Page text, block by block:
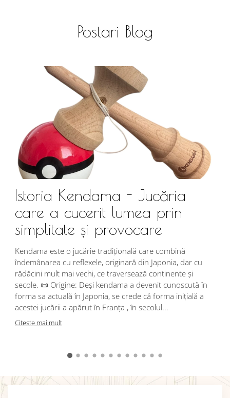
Postari Blog
Istoria Kendama - Jucăria
care a cucerit lumea prin
simplitate și provocare
Kendama este o jucărie tradițională care combină
îndemânarea cu reflexele, originară din Japonia, dar cu
rădăcini mult mai vechi, ce traversează continente și
secole. 📜 Origine: Deși kendama a devenit cunoscută în
forma sa actuală în Japonia, se crede că forma inițială a
acestei jucării a apărut în Franța , în secolul...
Citeste mai mult